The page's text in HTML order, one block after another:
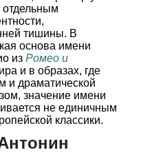
отдельным
тишины. В
основа имени
из Ромео и
и в образах, где
и драматической
значение имени
не единичным
классики.